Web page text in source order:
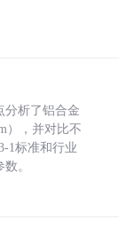
分析了铝合金
），并对比不
1标准和行业
。